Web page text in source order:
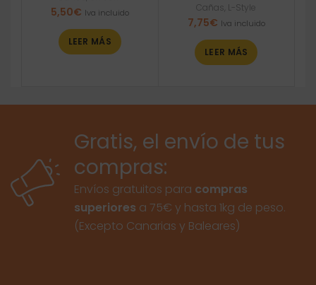
5,50€ Iva incluido
LEER MÁS
Cañas L-Style
7,75€ Iva incluido
LEER MÁS
Gratis, el envío de tus
compras:
Envíos gratuitos para compras
superiores a 75€ y hasta 1kg de peso.
(Excepto Canarias y Baleares)